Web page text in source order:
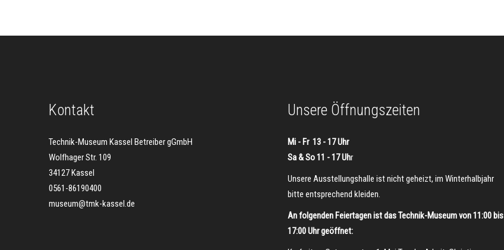
Kontakt
Technik-Museum Kassel Betreiber gGmbH
Wolfhager Str. 109
34127 Kassel
0561-86190400
museum@tmk-kassel.de
Unsere Öffnungszeiten
Mi - Fr 13 - 17 Uhr
Sa & So 11 - 17 Uhr
Unsere Ausstellungshalle ist nicht geheizt, im Winterhalbjahr
bitte entsprechend kleiden.
An folgenden Feiertagen ist das Technik-Museum von 11:00 bis
17:00 Uhr geöffnet: